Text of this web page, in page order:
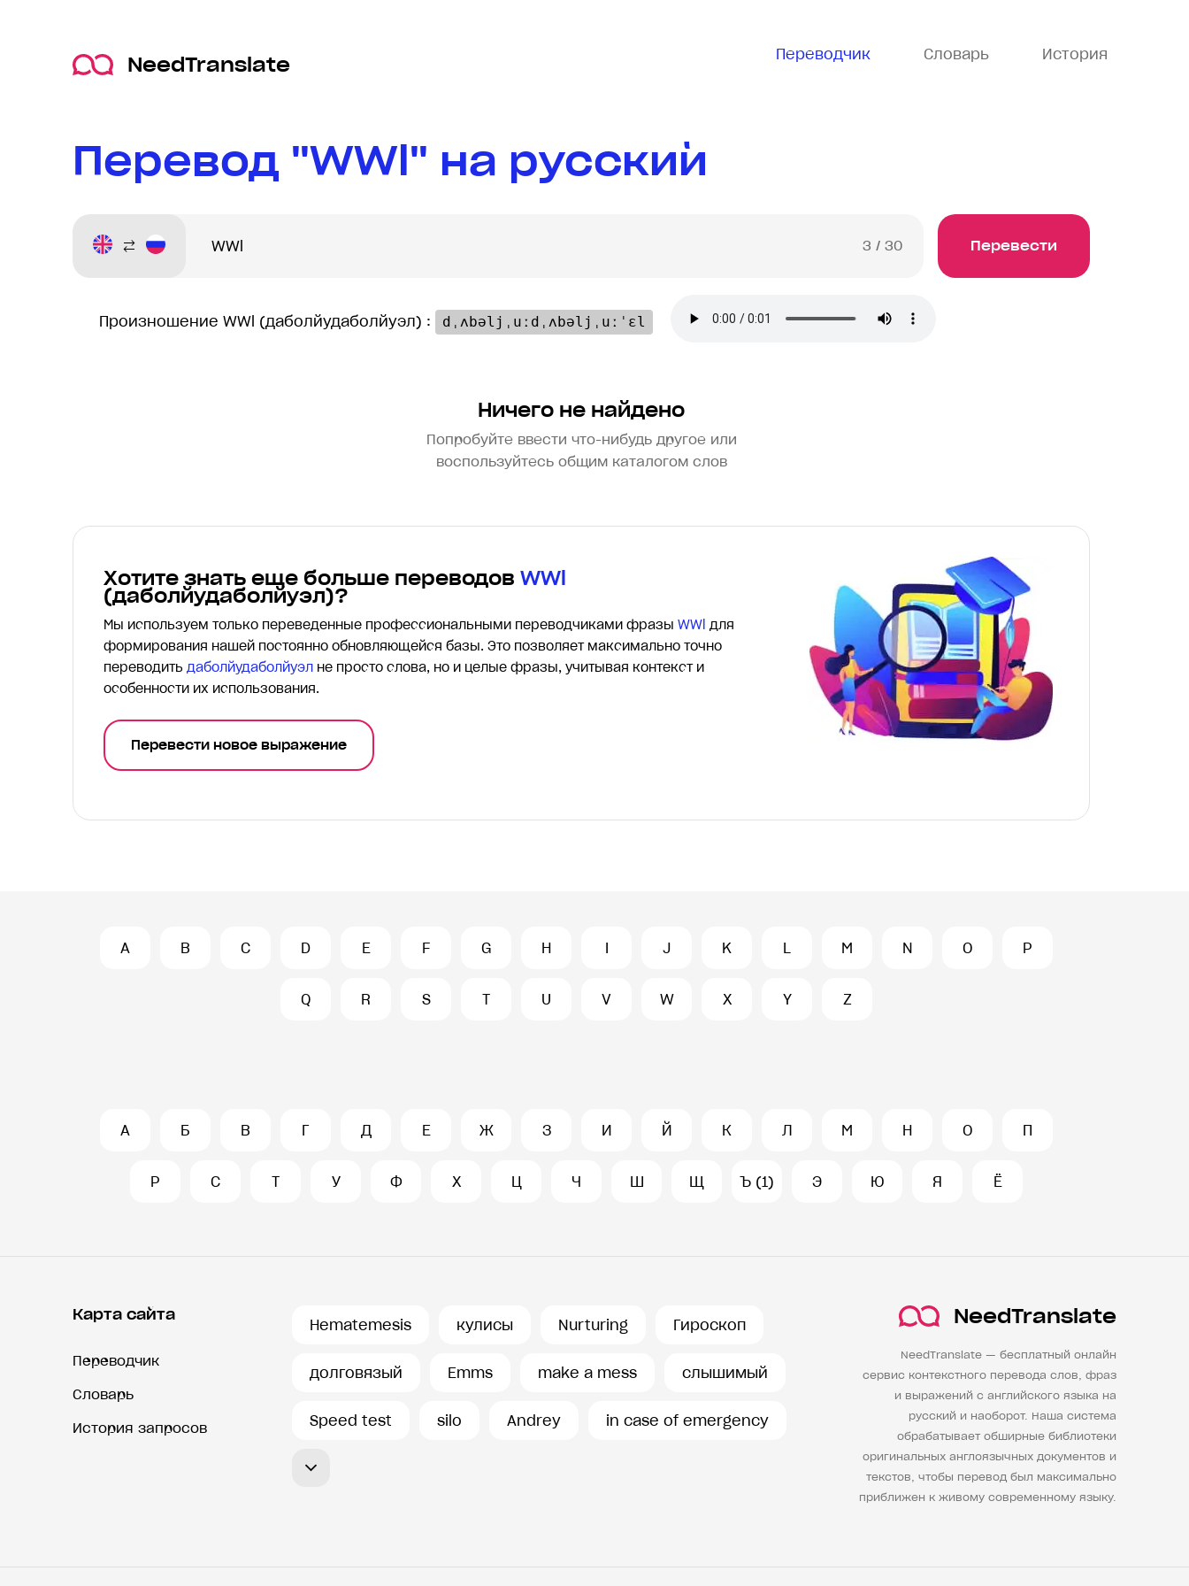
NeedTranslate Переводчик Словарь История
Перевод "WWl" на русский
3 / 30 Перевести
Произношение WWl (даболйудаболйуэл) : dˌʌbəljˌuːdˌʌbəljˌuːˈɛl
Ничего не найдено
Попробуйте ввести что-нибудь другое или
воспользуйтесь общим каталогом слов
Хотите знать еще больше переводов WWl
(даболйудаболйуэл)?
Мы используем только переведенные профессиональными переводчиками фразы WWl для
формирования нашей постоянно обновляющейся базы. Это позволяет максимально точно
переводить даболйудаболйуэл не просто слова, но и целые фразы, учитывая контекст и
особенности их использования.
Перевести новое выражение
A B C D E F G H I J K L M N O P
Q R S T U V W X Y Z
А Б В Г Д Е Ж З И Й К Л М Н О П
Р С Т У Ф Х Ц Ч Ш Щ Ъ (1) Э Ю Я Ё
Карта сайта
Переводчик
Словарь
История запросов
Hematemesis кулисы Nurturing Гироскоп
долговязый Emms make a mess слышимый
Speed test silo Andrey in case of emergency
NeedTranslate
NeedTranslate — бесплатный онлайн
сервис контекстного перевода слов, фраз
и выражений с английского языка на
русский и наоборот. Наша система
обрабатывает обширные библиотеки
оригинальных англоязычных документов и
текстов, чтобы перевод был максимально
приближен к живому современному языку.